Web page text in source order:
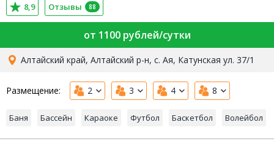
8,9 Отзывы 88
от 1100 рублей/сутки
Алтайский край, Алтайский р-н, с. Ая, Катунская ул. 37/1
Размещение: 2 3 4 8
Баня Бассейн Караоке Футбол Баскетбол Волейбол